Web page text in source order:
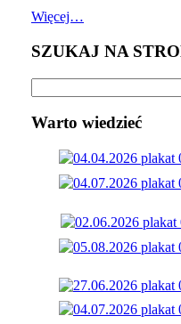
Więcej…
SZUKAJ NA
Warto wiedzieć